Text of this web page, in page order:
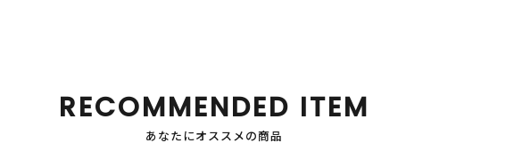
RECOMMENDED ITEM
あなたにオススメの商品